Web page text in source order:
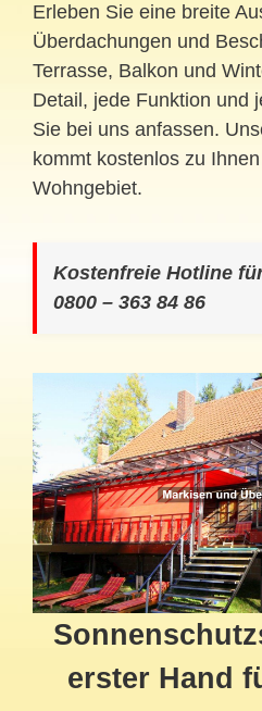
Erleben Sie eine breite
Überdachungen und
Terrasse, Balkon und
Detail, jede Funktion und
Sie bei uns anfassen.
kommt kostenlos zu
Wohngebiet.
Kostenfreie Hotline
0800 – 363 84 86
erster Hand